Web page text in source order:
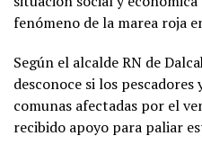
fenómeno de la marea roja
Según el alcalde RN de
desconoce si los
comunas afectadas por el
recibido apoyo para paliar